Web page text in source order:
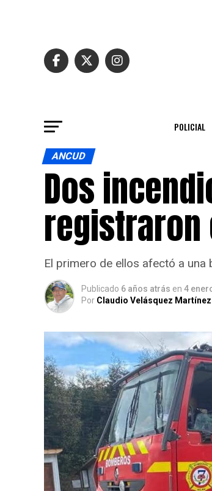
POLICIAL
ANCUD
Dos
registraron
El primero de ellos afectó a
Publicado 6 años atrás en 4
Por Claudio Velásquez Martínez